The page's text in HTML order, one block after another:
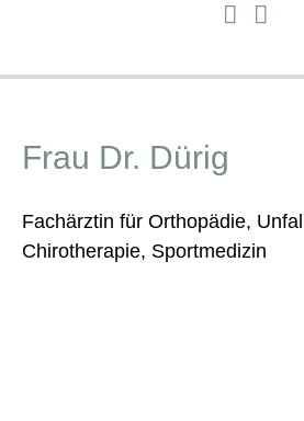
Frau Dr. Dürig
Fachärztin für Orthopädie,
Chirotherapie, Sportmedizin